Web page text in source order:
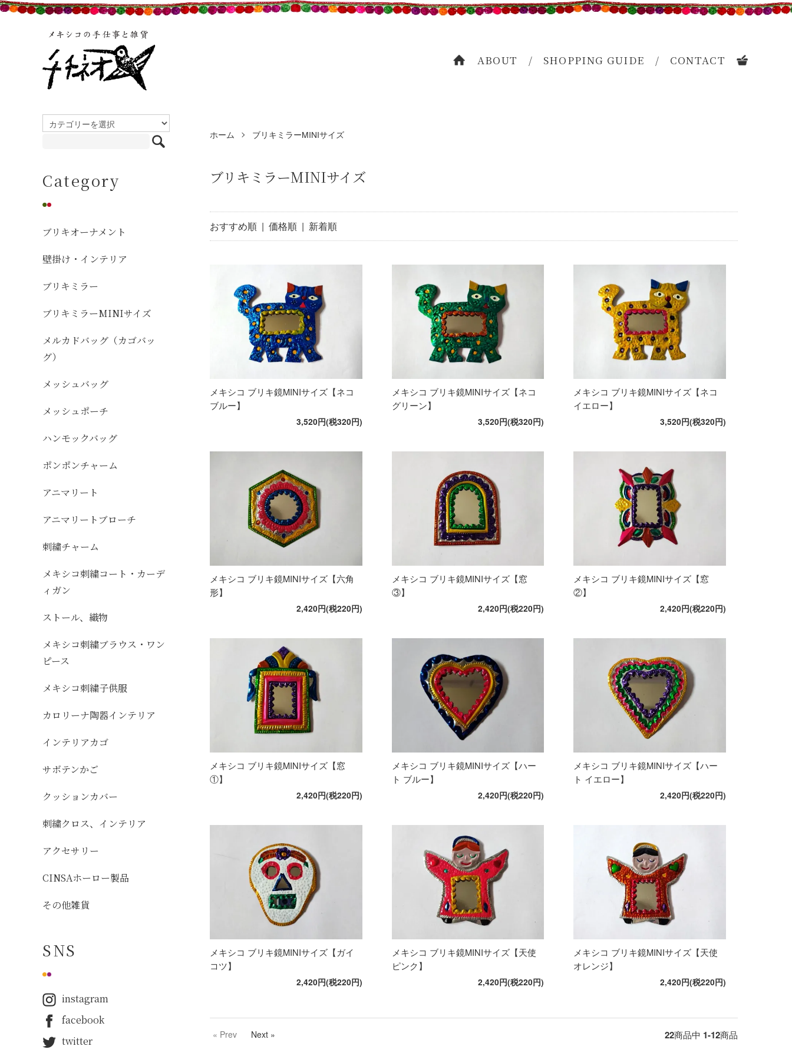
HOME
ABOUT SHOPPING GUIDE CONTACT
ホーム ブリキミラーMINIサイズ
ブリキミラーMINIサイズ
おすすめ順 | 価格順 | 新着順
メキシコ ブリキ鏡MINIサイズ【ネコ
ブルー】
3,520円(税320円)
メキシコ ブリキ鏡MINIサイズ【ネコ
グリーン】
3,520円(税320円)
メキシコ ブリキ鏡MINIサイズ【ネコ
イエロー】
3,520円(税320円)
メキシコ ブリキ鏡MINIサイズ【六角
形】
2,420円(税220円)
メキシコ ブリキ鏡MINIサイズ【窓
③】
2,420円(税220円)
メキシコ ブリキ鏡MINIサイズ【窓
②】
2,420円(税220円)
メキシコ ブリキ鏡MINIサイズ【窓
①】
2,420円(税220円)
メキシコ ブリキ鏡MINIサイズ【ハー
ト ブルー】
2,420円(税220円)
メキシコ ブリキ鏡MINIサイズ【ハー
ト イエロー】
2,420円(税220円)
メキシコ ブリキ鏡MINIサイズ【ガイ
コツ】
2,420円(税220円)
メキシコ ブリキ鏡MINIサイズ【天使
ピンク】
2,420円(税220円)
メキシコ ブリキ鏡MINIサイズ【天使
オレンジ】
2,420円(税220円)
« Prev Next » 22商品中 1-12商品
Category
ブリキオーナメント
壁掛け・インテリア
ブリキミラー
ブリキミラーMINIサイズ
メルカドバッグ（カゴバッ
グ）
メッシュバッグ
メッシュポーチ
ハンモックバッグ
ポンポンチャーム
アニマリート
アニマリートブローチ
刺繍チャーム
メキシコ刺繍コート・カーデ
ィガン
ストール、織物
メキシコ刺繍ブラウス・ワン
ピース
メキシコ刺繍子供服
カロリーナ陶器インテリア
インテリアカゴ
サボテンかご
クッションカバー
刺繍クロス、インテリア
アクセサリー
CINSAホーロー製品
その他雑貨
SNS
instagram
facebook
twitter